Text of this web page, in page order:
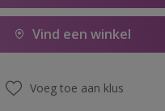
Vind een winkel
Voeg toe aan klus